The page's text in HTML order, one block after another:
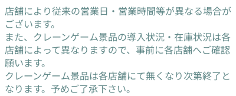
店舗により従来の営業日・営業時間等が異なる場合が
ございます。
また、クレーンゲーム景品の導入状況・在庫状況は各
店舗によって異なりますので、事前に各店舗へご確認
願います。
クレーンゲーム景品は各店舗にて無くなり次第終了と
なります。予めご了承下さい。